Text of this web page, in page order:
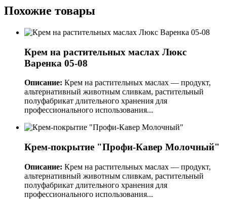
Похожие товары
Крем на растительных маслах Люкс
Варенка 05-08
Описание: Крем на растительных маслах — продукт,
альтернативный животным сливкам, растительный
полуфабрикат длительного хранения для
профессионального использования...
Крем-покрытие "Профи-Кавер Молочный"
Описание: Крем на растительных маслах — продукт,
альтернативный животным сливкам, растительный
полуфабрикат длительного хранения для
профессионального использования...